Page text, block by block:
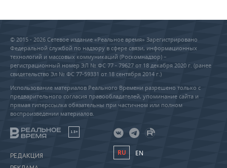
© 2015 - 2026 Сетевое издание «Реальное время» Зарегистрировано
Федеральной службой по надзору в сфере связи, информационных
технологий и массовых коммуникаций (Роскомнадзор) –
регистрационный номер ЭЛ № ФС 77 - 79627 от 18 декабря 2020 г. (ранее
свидетельство Эл № ФС 77-59331 от 18 сентября 2014 г.)
Использование материалов Реального Времени разрешено только с
предварительного согласия правообладателей, упоминание сайта и
прямая гиперссылка обязательны при частичном или полном
воспроизведении материалов.
18+
РЕДАКЦИЯ
RU EN